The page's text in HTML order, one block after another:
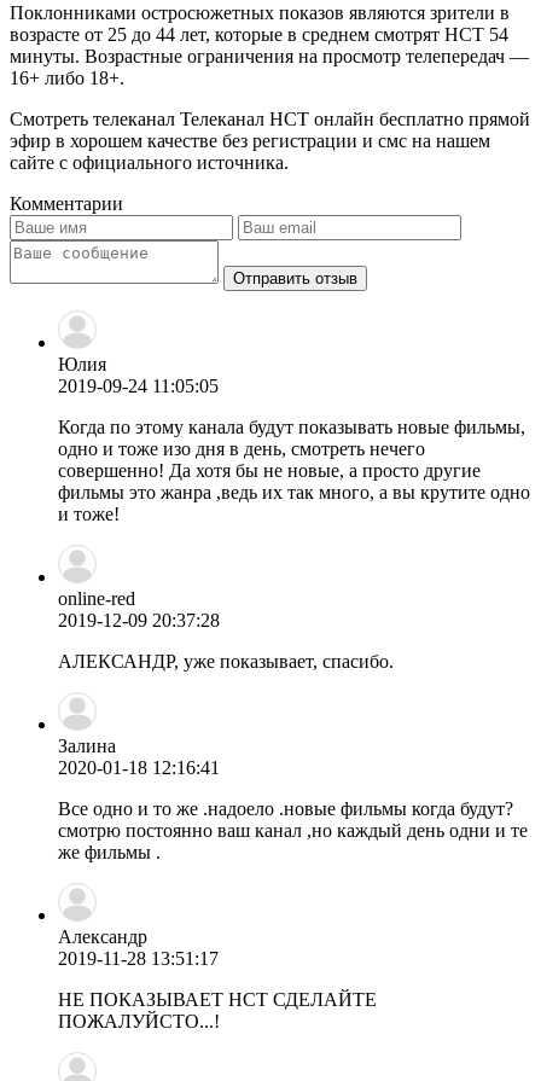
Поклонниками остросюжетных показов являются зрители в
возрасте от 25 до 44 лет, которые в среднем смотрят НСТ 54
минуты. Возрастные ограничения на просмотр телепередач —
16+ либо 18+.
Смотреть телеканал Телеканал НСТ онлайн бесплатно прямой
эфир в хорошем качестве без регистрации и смс на нашем
сайте с официального источника.
Комментарии
Отправить отзыв
Юлия
2019-09-24 11:05:05
Когда по этому канала будут показывать новые фильмы,
одно и тоже изо дня в день, смотреть нечего
совершенно! Да хотя бы не новые, а просто другие
фильмы это жанра ,ведь их так много, а вы крутите одно
и тоже!
online-red
2019-12-09 20:37:28
АЛЕКСАНДР, уже показывает, спасибо.
Залина
2020-01-18 12:16:41
Все одно и то же .надоело .новые фильмы когда будут?
смотрю постоянно ваш канал ,но каждый день одни и те
же фильмы .
Александр
2019-11-28 13:51:17
НЕ ПОКАЗЫВАЕТ НСТ СДЕЛАЙТЕ
ПОЖАЛУЙСТО...!